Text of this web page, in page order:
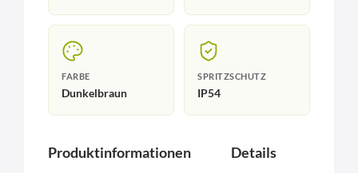
FARBE
Dunkelbraun
SPRITZSCHUTZ
IP54
Produktinformationen Details